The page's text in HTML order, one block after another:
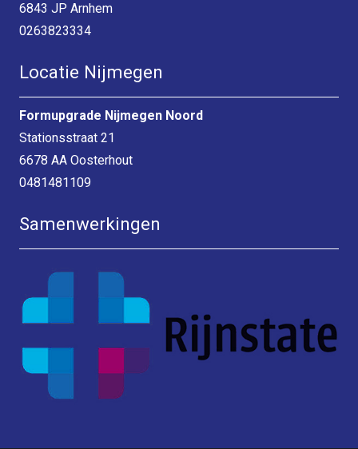
6843 JP Arnhem
0263823334
Locatie Nijmegen
Formupgrade Nijmegen Noord
Stationsstraat 21
6678 AA Oosterhout
0481481109
Samenwerkingen